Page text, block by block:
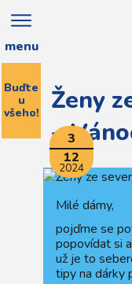
menu
Buďte
u
všeho!
Ženy
–3
12
2024
Milé dámy,
pojďme se
popovídat si
už je to
tipy na dárky